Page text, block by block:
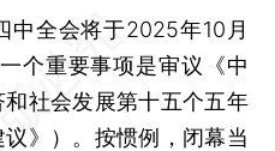
中全会将于2025年10月
个重要事项是审议《中
社会发展第十五个五年
》）。按惯例，闭幕当